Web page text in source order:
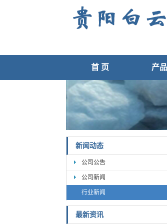
首 页 产
新闻动态
公司公告
公司新闻
行业新闻
最新资讯